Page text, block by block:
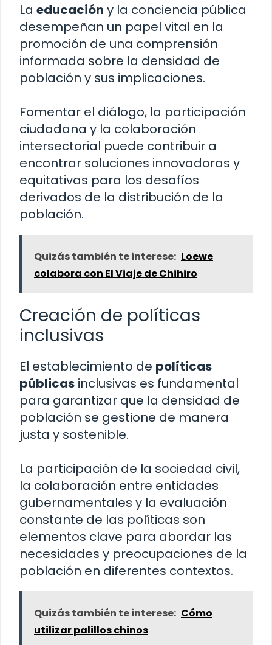
La educación y la conciencia pública
desempeñan un papel vital en la
promoción de una comprensión
informada sobre la densidad de
población y sus implicaciones.
Fomentar el diálogo, la participación
ciudadana y la colaboración
intersectorial puede contribuir a
encontrar soluciones innovadoras y
equitativas para los desafíos
derivados de la distribución de la
población.
Quizás también te interese: Loewe
colabora con El Viaje de Chihiro
Creación de políticas
inclusivas
El establecimiento de políticas
públicas inclusivas es fundamental
para garantizar que la densidad de
población se gestione de manera
justa y sostenible.
La participación de la sociedad civil,
la colaboración entre entidades
gubernamentales y la evaluación
constante de las políticas son
elementos clave para abordar las
necesidades y preocupaciones de la
población en diferentes contextos.
Quizás también te interese: Cómo
utilizar palillos chinos